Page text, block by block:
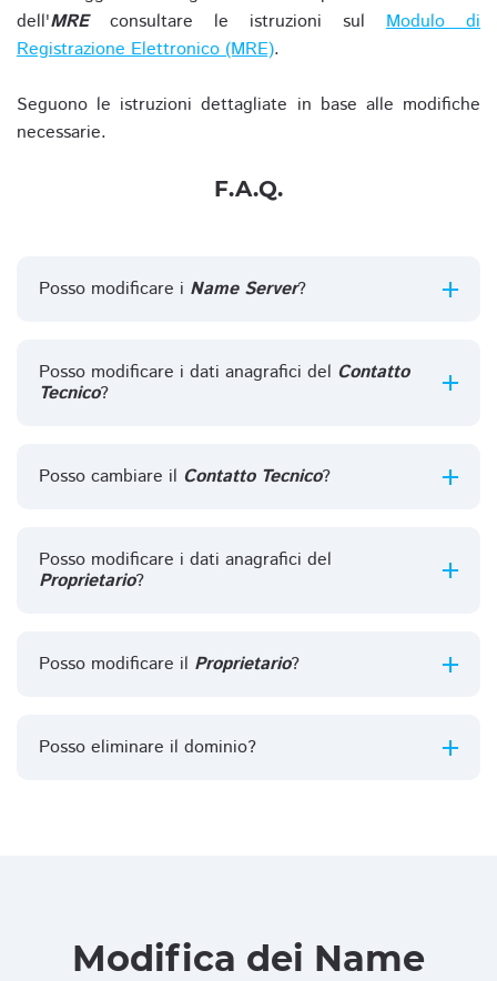
dell'MREconsultare le istruzioni sul Modulo di
Registrazione Elettronico (MRE).
Seguono le istruzioni dettagliate in base alle modifiche
necessarie.
F.A.Q.
Posso modificare i Name Server?
Posso modificare i dati anagrafici del Contatto
Tecnico?
Posso cambiare il Contatto Tecnico?
Posso modificare i dati anagrafici del
Proprietario?
Posso modificare il Proprietario?
Posso eliminare il dominio?
Modifica dei Name